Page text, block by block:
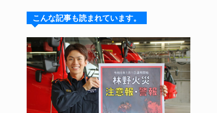
s
k
y
a
d
s
e
b
o
o
k
re
st
こんな記事も読まれています。